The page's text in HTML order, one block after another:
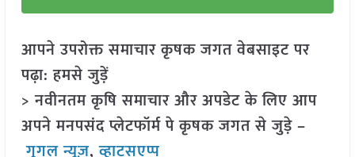
आपने उपरोक्त समाचार कृषक जगत वेबसाइट पर
पढ़ा: हमसे जुड़ें
> नवीनतम कृषि समाचार और अपडेट के लिए आप
अपने मनपसंद प्लेटफॉर्म पे कृषक जगत से जुड़े –